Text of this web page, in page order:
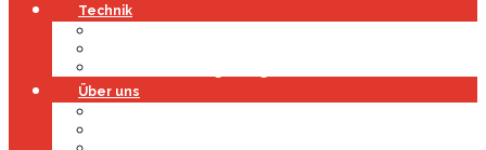
Technik
Über uns